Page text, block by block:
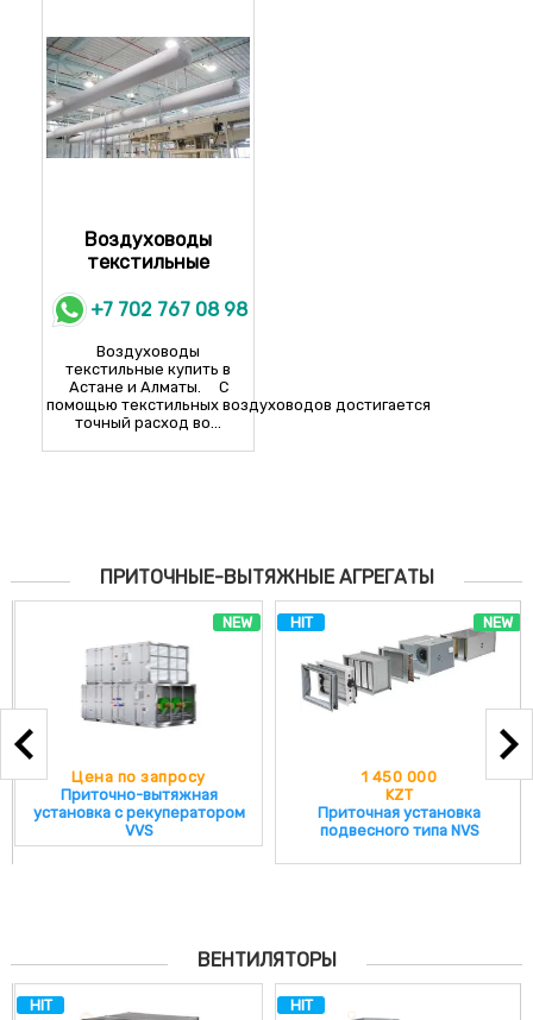
Воздуховоды
текстильные
+7 702 767 08 98
Воздуховоды
текстильные купить в
Астане и Алматы. С
помощью текстильных воздуховодов достигается
точный расход во...
ПРИТОЧНЫЕ-ВЫТЯЖНЫЕ АГРЕГАТЫ
NEW
Цена по запросу
Приточно-вытяжная
установка с рекуператором
VVS
NEW
HIT
1 450 000
KZT
Приточная установка
подвесного типа NVS
ВЕНТИЛЯТОРЫ
HIT HIT